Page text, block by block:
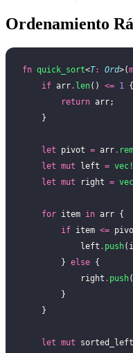
Ordenamiento
fn quick_sort<T: Ord>(
    if
arr. len() <= 1 {
        return
arr;
    }
    let
pivot = arr.
    let
mut left = vec!
    let
mut right =
    for
item in arr {
        if
item <=
            left
. push
        }
else {
            right
. push
        }
    }
    let
mut sorted_left